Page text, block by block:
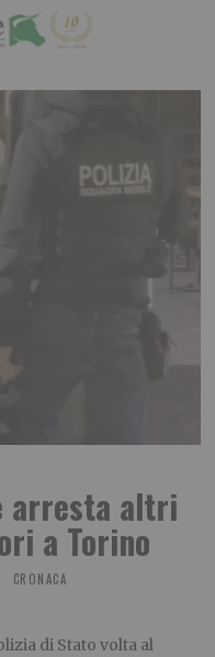
arresta altri
a Torino
CRONACA
di Stato volta al